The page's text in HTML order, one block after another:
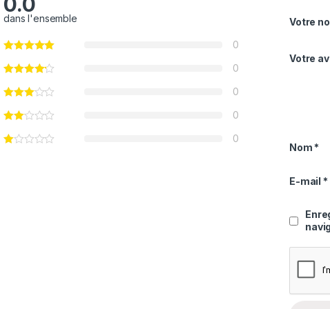
dans l'ensemble
0
0
0
0
0
Votre
Votre
Nom *
E-mail *